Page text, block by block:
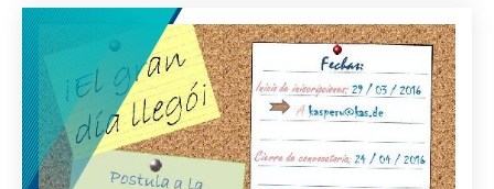
das reformierte Wahl- und Parteienrecht,
verbunden mit entsprechenden
Ausschlussanträgen bei der
Wahlgerichtsbarkeit.